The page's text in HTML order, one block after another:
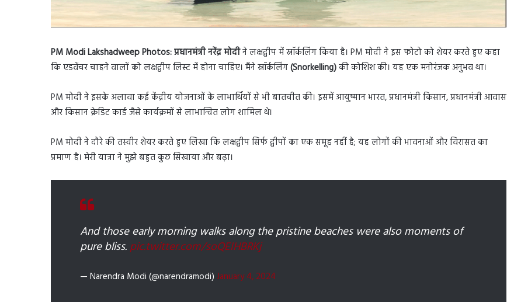
PM Modi Lakshadweep Photos: प्रधानमंत्री नरेंद्र मोदीने लक्षद्वीप में स्नॉर्कलिंग किया है। PM मोदी ने इस फोटो को शेयर करते हुए कहा
कि एडवेंचर चाहने वालों को लक्षद्वीप लिस्ट में होना चाहिए। मैंने स्नॉर्कलिंग(Snorkelling)की कोशिश की। यह एक मनोरंजक अनुभव था।
PM मोदी ने इसके अलावा कई केंद्रीय योजनाओं के लाभार्थियों से भी बातचीत की। इसमें आयुष्मान भारत, प्रधानमंत्री किसान, प्रधानमंत्री आवास
और किसान क्रेडिट कार्ड जैसे कार्यक्रमों से लाभान्वित लोग शामिल थे।
PM मोदी ने दौरे की तस्वीर शेयर करते हुए लिखा कि लक्षद्वीप सिर्फ द्वीपों का एक समूह नहीं है; यह लोगों की भावनाओं और विरासत का
प्रमाण है। मेरी यात्रा ने मुझे बहुत कुछ सिखाया और बढ़ा।
And those early morning walks along the pristine beaches were also moments of
pure bliss.pic.twitter.com/soQEIHBRKj
— Narendra Modi (@narendramodi) January 4, 2024